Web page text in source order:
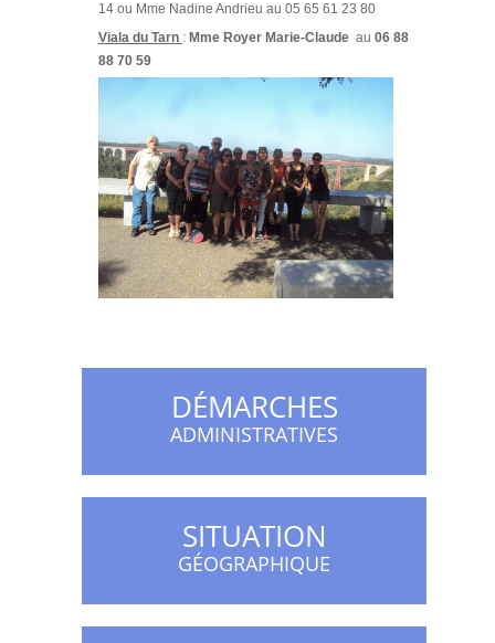
14 ou Mme Nadine Andrieu au 05 65 61 23 80
Viala du Tarn : Mme Royer Marie-Claude au 06 88
88 70 59
DÉMARCHES
ADMINISTRATIVES
SITUATION
GÉOGRAPHIQUE